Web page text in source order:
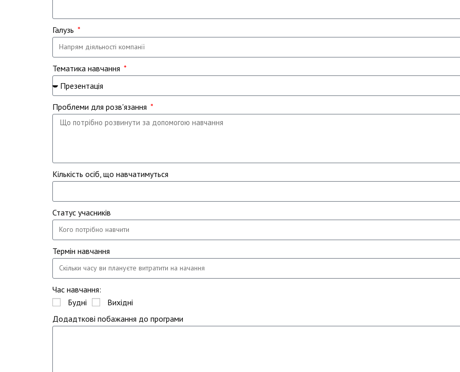
Галузь
Тематика навчання
Проблеми для розв'язання
Кількість осіб, що навчатимуться
Статус учасників
Термін навчання
Час навчання:
Будні
Вихідні
Додадткові побажання до програми